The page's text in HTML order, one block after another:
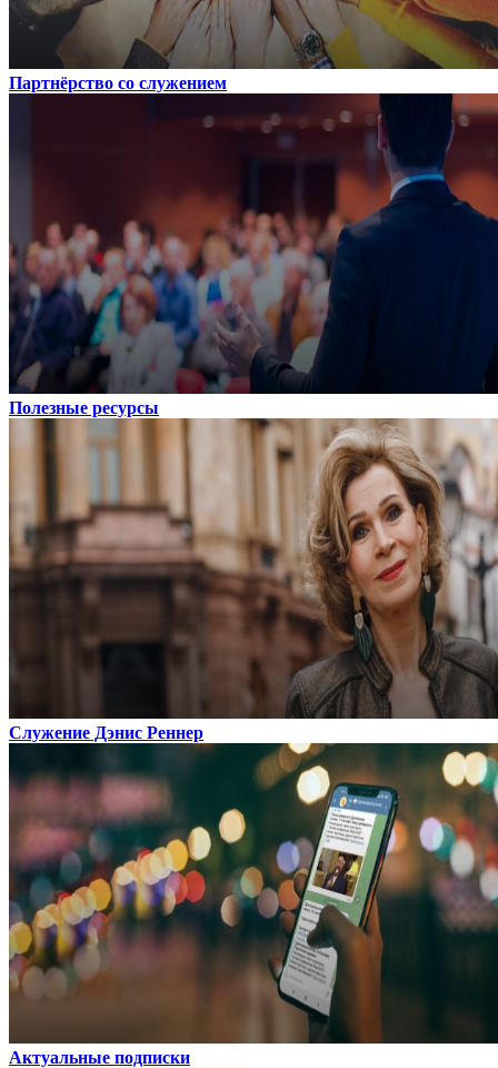
Партнёрство со служением
Полезные ресурсы
Служение Дэнис Реннер
Актуальные подписки